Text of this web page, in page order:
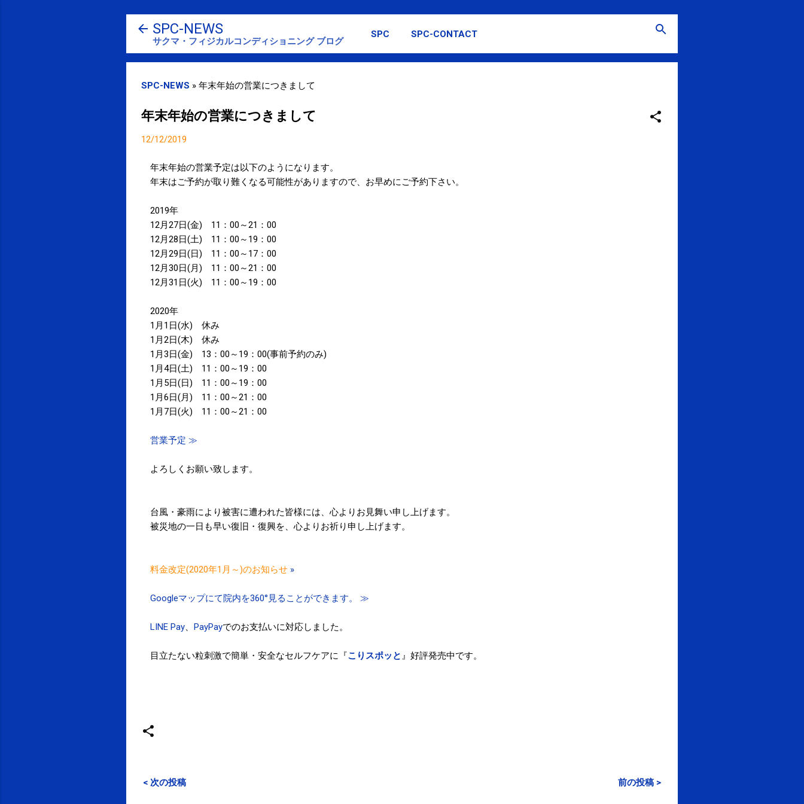
スキップしてメイン コンテンツに移動
SPC-NEWS
サクマ・フィジカルコンディショニング ブログ
SPC SPC-CONTACT
SPC-NEWS » 年末年始の営業につきまして
年末年始の営業につきまして
12/12/2019
年末年始の営業予定は以下のようになります。
年末はご予約が取り難くなる可能性がありますので、お早めにご予約下さい。
2019年
12月27日(金) 11：00～21：00
12月28日(土) 11：00～19：00
12月29日(日) 11：00～17：00
12月30日(月) 11：00～21：00
12月31日(火) 11：00～19：00
2020年
1月1日(水) 休み
1月2日(木) 休み
1月3日(金) 13：00～19：00(事前予約のみ)
1月4日(土) 11：00～19：00
1月5日(日) 11：00～19：00
1月6日(月) 11：00～21：00
1月7日(火) 11：00～21：00
営業予定 ≫
よろしくお願い致します。
台風・豪雨により被害に遭われた皆様には、心よりお見舞い申し上げます。
被災地の一日も早い復旧・復興を、心よりお祈り申し上げます。
料金改定(2020年1月～)のお知らせ »
Googleマップにて院内を360°見ることができます。 ≫
LINE Pay PayPayでのお支払いに対応しました。
目立たない粒刺激で簡単・安全なセルフケアに『こりスポッと 』好評発売中です。
< 次の投稿 前の投稿 >